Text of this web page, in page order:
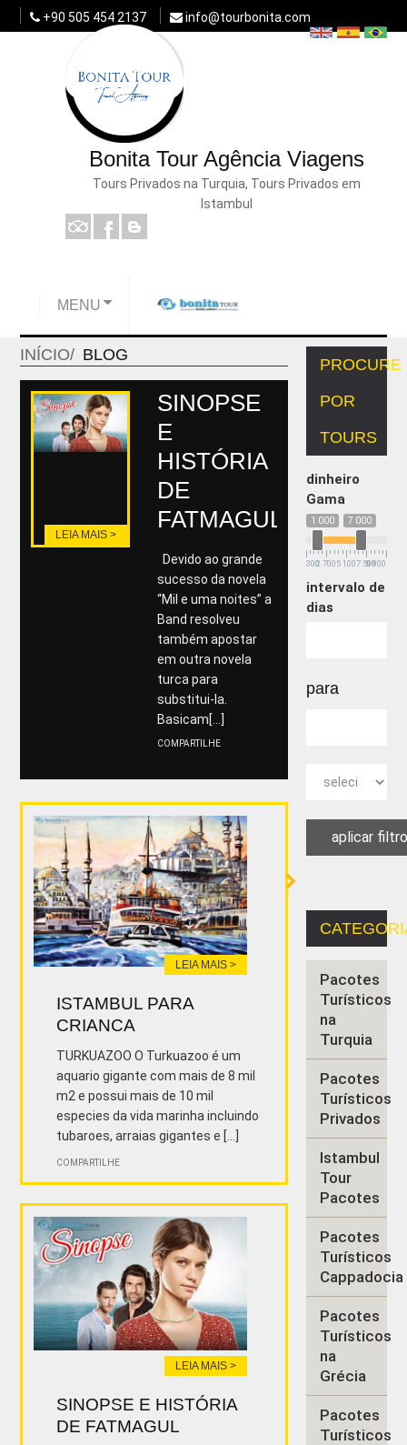
+90 505 454 2137 info@tourbonita.com
Bonita Tour Agência Viagens
Tours Privados na Turquia, Tours Privados em
Istambul
MENU
INÍCIO BLOG
LEIA MAIS >
SINOPSE
E
HISTÓRIA
DE
FATMAGUL
Devido ao grande
sucesso da novela
“Mil e uma noites” a
Band resolveu
também apostar
em outra novela
turca para
substitui-la.
Basicam[...]
COMPARTILHE
LEIA MAIS >
ISTAMBUL PARA
CRIANCA
TURKUAZOO O Turkuazoo é um
aquario gigante com mais de 8 mil
m2 e possui mais de 10 mil
especies da vida marinha incluindo
tubaroes, arraias gigantes e [...]
COMPARTILHE
LEIA MAIS >
SINOPSE E HISTÓRIA
DE FATMAGUL
PROCURE
POR
TOURS
dinheiro
Gama
1 000 7 000
3002 700 5 100 7 5009 900
intervalo de
dias
para
Pacotes
Turísticos
na
Turquia
Pacotes
Turísticos
Privados
Istambul
Tour
Pacotes
Pacotes
Turísticos
Cappadocia
Pacotes
Turísticos
na
Grécia
Pacotes
Turísticos